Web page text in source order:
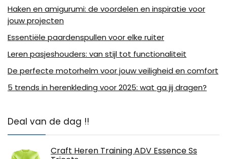
Haken en amigurumi: de voordelen en inspiratie voor
jouw projecten
Essentiële paardenspullen voor elke ruiter
Leren pasjeshouders: van stijl tot functionaliteit
De perfecte motorhelm voor jouw veiligheid en comfort
5 trends in herenkleding voor 2025: wat ga jij dragen?
Deal van de dag !!
Craft Heren Training ADV Essence Ss